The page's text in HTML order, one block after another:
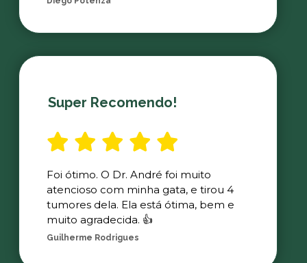
Super Recomendo!
Foi ótimo. O Dr. André foi muito
atencioso com minha gata, e tirou 4
tumores dela. Ela está ótima, bem e
muito agradecida. 👍
Guilherme Rodrigues